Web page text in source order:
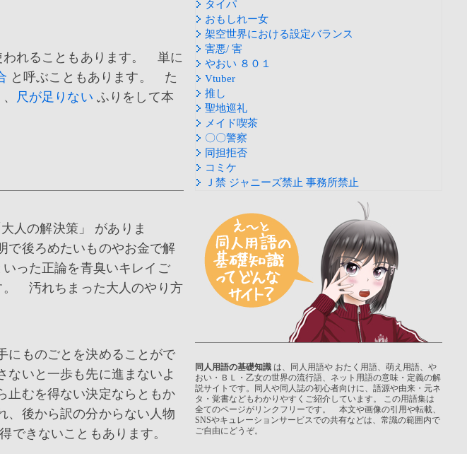
われることもあります。 単に
と呼ぶこともあります。 た
尺が足りない ふりをして本
人の解決策」 がありま
後ろめたいものやお金で解
いった正論を青臭いキレイご
。 汚れちまった大人のやり方
にものごとを決めることがで
いと一歩も先に進まないよ
止むを得ない決定ならともか
、後から訳の分からない人物
できないこともあります。
タイパ
おもしれー女
架空世界における設定バランス
害悪/ 害
やおい ８０１
Vtuber
推し
聖地巡礼
メイド喫茶
〇〇警察
同担拒否
コミケ
Ｊ禁 ジャニーズ禁止 事務所禁止
同人用語の基礎知識 は、同人用語や おたく用語、萌え用語、や
おい・ＢＬ・乙女の世界の流行語、ネット用語の意味・定義の解
説サイトです。同人や同人誌の初心者向けに、語源や由来・元ネ
タ・覚書などもわかりやすくご紹介しています。 この用語集は
全てのページがリンクフリーです。 本文や画像の引用や転載、
SNSやキュレーションサービスでの共有などは、常識の範囲内で
ご自由にどうぞ。